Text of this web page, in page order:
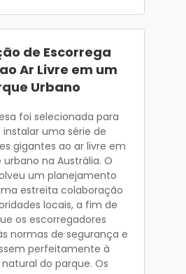
de Escorrega
Ar Livre em um
Urbano
foi selecionada para
uma série de
gigantes ao ar livre em
na Austrália. O
um planejamento
estreita colaboração
locais, a fim de
os escorregadores
normas de segurança e
perfeitamente à
do parque. Os